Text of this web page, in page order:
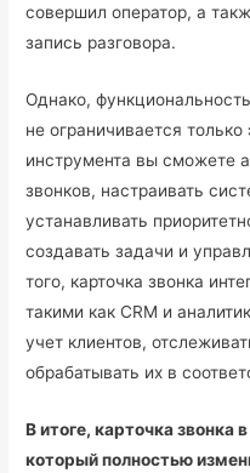
совершил оператор, а
запись разговора.
Однако,
не ограничивается
инструмента вы сможете
звонков, настраивать
устанавливать
создавать задачи и
того, карточка звонка
такими как CRM и
учет клиентов,
обрабатывать их в
В итоге, карточка звонка
который полностью